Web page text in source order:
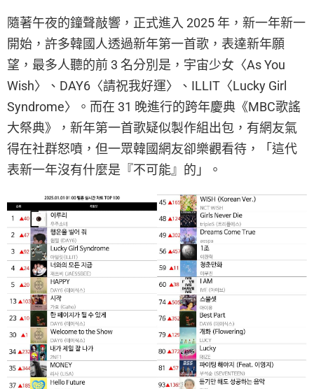
隨著午夜的鐘聲敲響，正式進入 2025 年，新一年新一
開始，許多韓國人透過新年第一首歌，表達新年願
望，最多人聽的前 3 名分別是，宇宙少女〈As You
Wish〉、DAY6〈請祝我好運〉、ILLIT〈Lucky Girl
Syndrome〉。而在 31 晚進行的跨年慶典《MBC歌謠
大祭典》，新年第一首歌疑似製作組出包，有網友氣
得在社群怒噴，但一眾韓國網友卻樂觀看待，「這代
表新一年沒有什麼是『不可能』的」。